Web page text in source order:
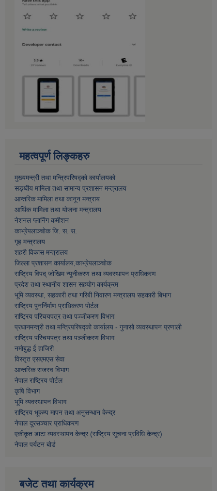
महत्वपूर्ण लिङ्कहरु
मुख्यमन्त्री तथा मन्त्रिपरिषद्को कार्यालयको
सङ्घीय मामिला तथा सामान्य प्रशासन मन्त्रालय
आन्तरिक मामिला तथा कानून मन्त्राय
आर्थिक मामिला तथा याेजना मन्त्रालय
नेशनल प्लानिंग कमीशन
काभ्रेपलाञ्चाेक जि. स. स.
गृह मन्त्रालय
शहरी विकास मन्त्रालय
जिल्ला प्रशासन कार्यालय,काभ्रेपलाञ्चाेक
राष्ट्रिय विपद् जोखिम न्यूनीकरण तथा व्यवस्थापन प्राधिकरण
प्रदेश तथा स्थानीय शासन सहयोग कार्यक्रम
भूमि व्यवस्था, सहकारी तथा गरिबी निवारण मन्त्रालय सहकारी बिभाग
राष्ट्रिय पुनर्निर्माण प्राधिकरण पोर्टल
राष्ट्रिय परिचयपत्र तथा पञ्जीकरण विभाग
प्रधानमन्त्री तथा मन्त्रिपरिषद्को कार्यालय - गुनासो व्यवस्थापन प्रणाली
राष्ट्रिय परिचयपत्र तथा पञ्जीकरण विभाग
नमाेबुद्ध ई हाजिरी
विस्तृत एसएमएस सेवा
आन्तरिक राजस्व विभाग
नेपाल राष्ट्रिय पोर्टल
कृषि विभाग
भूमि व्यवस्थापन विभाग
राष्ट्रिय भूकम्प मापन तथा अनुसन्धान केन्द्र
नेपाल दूरसञ्चार प्राधिकरण
एकीकृत डाटा व्यवस्थापन केन्द्र (राष्ट्रिय सूचना प्रविधि केन्द्र)
नेपाल पर्यटन बोर्ड
बजेट तथा कार्यक्रम